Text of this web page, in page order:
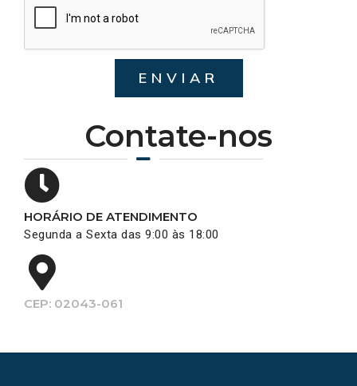
Contate-nos
HORÁRIO DE ATENDIMENTO
Segunda a Sexta das 9:00 às 18:00
CEP: 02043-061
ENVIAR